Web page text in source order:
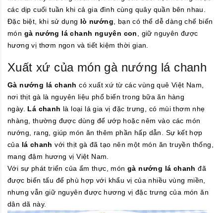
các dịp cuối tuần khi cả gia đình cùng quây quần bên nhau.
Đặc biệt, khi sử dụng lò nướng , bạn có thể dễ dàng chế biến
món gà nướng lá chanh nguyên con
, giữ nguyên được
hương vị thơm ngon và tiết kiệm thời gian.
Xuất xứ của món gà nướng lá chanh
Gà nướng lá chanh có xuất xứ từ các vùng quê Việt Nam,
nơi thịt gà là nguyên liệu phổ biến trong bữa ăn hàng
ngày. Lá chanh là loại lá gia vị đặc trưng, có mùi thơm nhẹ
nhàng, thường được dùng để ướp hoặc nêm vào các món
nướng, rang, giúp món ăn thêm phần hấp dẫn. Sự kết hợp
của lá chanh với thịt gà đã tạo nên một món ăn truyền thống,
mang đậm hương vị Việt Nam.
Với sự phát triển của ẩm thực, món gà nướng lá chanh đã
được biến tấu để phù hợp với khẩu vị của nhiều vùng miền,
nhưng vẫn giữ nguyên được hương vị đặc trưng của món ăn
dân dã này.